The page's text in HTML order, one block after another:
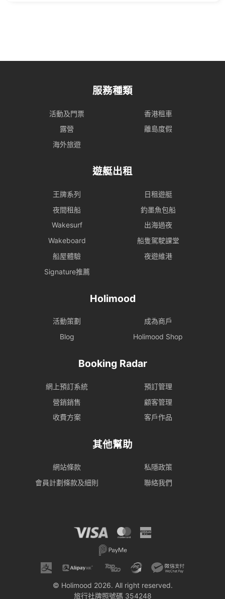
服務種類
活動及門票
香港租車
露營
離島度假
海外旅遊
遊艇出租
王牌系列
日租遊艇
夜間租船
釣墨魚包船
Wakesurf
出海過夜
Wakeboard
船隻駕駛課堂
船屋體驗
夜遊維港
Signature推薦
Holimood
活動策劃
成為商戶
Blog
Holimood Shop
Booking Radar
網上預訂系統
預訂管理
營銷銷售
顧客管理
收費方案
客戶作品
其他幫助
網站條款
私隱政策
會員計劃條款及細則
聯絡我們
© Holimood 2026. All right reserved.
旅行社牌照號碼 354248